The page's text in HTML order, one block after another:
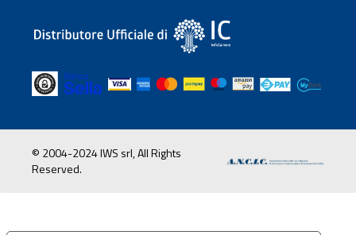
© 2004-2024 IWS srl, All Rights
Reserved.